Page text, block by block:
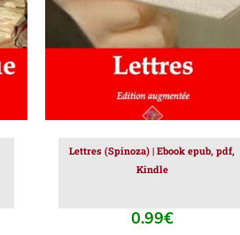
Lettres (Spinoza) | Ebook epub, pdf,
Kindle
0.99€